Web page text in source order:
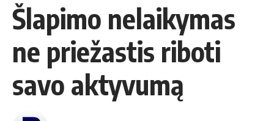
Šlapimo nelaikymas
ne priežastis riboti
savo aktyvumą